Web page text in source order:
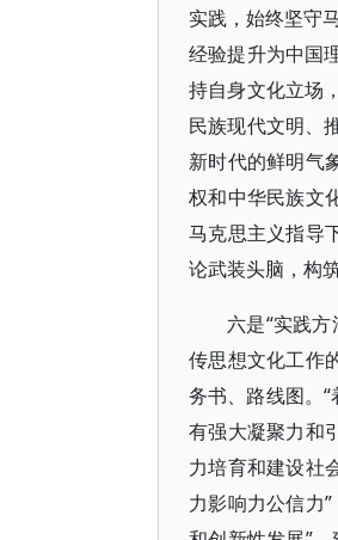
实践，始终坚守
经验提升为中国
持自身文化立场
民族现代文明、
新时代的鲜明气
权和中华民族文
马克思主义指导
论武装头脑，构
六是“实践
传思想文化工作
务书、路线图。
有强大凝聚力和
力培育和建设社
力影响力公信力